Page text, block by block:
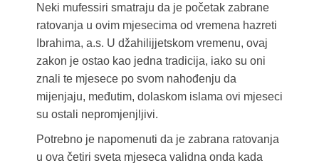
Neki mufessiri smatraju da je početak zabrane
ratovanja u ovim mjesecima od vremena hazreti
Ibrahima, a.s. U džahilijjetskom vremenu, ovaj
zakon je ostao kao jedna tradicija, iako su oni
znali te mjesece po svom nahođenju da
mijenjaju, međutim, dolaskom islama ovi mjeseci
su ostali nepromjenjljivi.
Potrebno je napomenuti da je zabrana ratovanja
u ova četiri sveta mjeseca validna onda kada